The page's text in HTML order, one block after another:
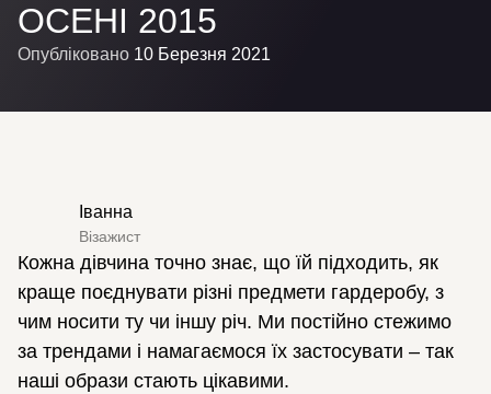
ОСЕНІ 2015
Опубліковано 10 Березня 2021
Іванна
Візажист
Кожна дівчина точно знає, що їй підходить, як
краще поєднувати різні предмети гардеробу, з
чим носити ту чи іншу річ. Ми постійно стежимо
за трендами і намагаємося їх застосувати – так
наші образи стають цікавими.